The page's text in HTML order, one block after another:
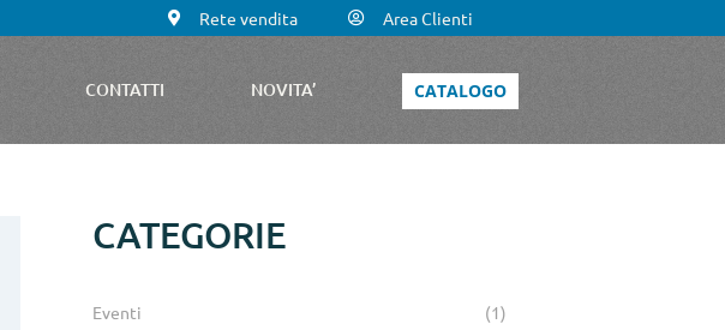
Rete vendita Area Clienti
CONTATTI NOVITA’ CATALOGO
CATEGORIE
Eventi (1)